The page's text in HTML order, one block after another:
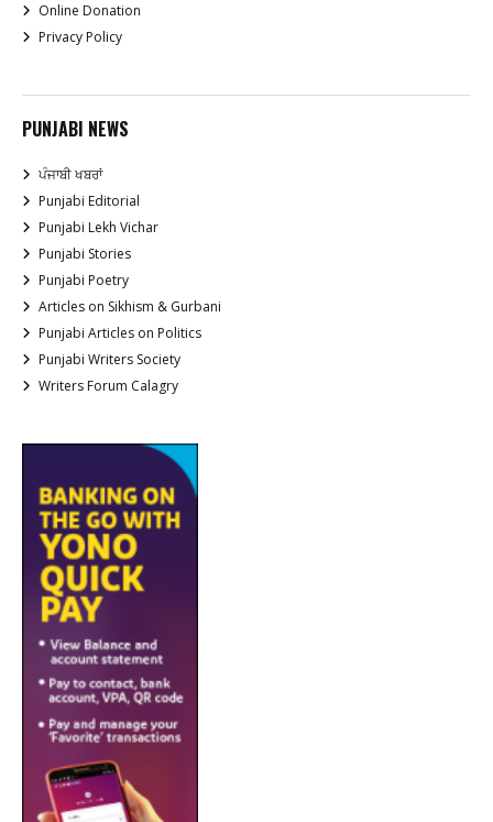
Online Donation
Privacy Policy
PUNJABI NEWS
ਪੰਜਾਬੀ ਖਬਰਾਂ
Punjabi Editorial
Punjabi Lekh Vichar
Punjabi Stories
Punjabi Poetry
Articles on Sikhism & Gurbani
Punjabi Articles on Politics
Punjabi Writers Society
Writers Forum Calagry